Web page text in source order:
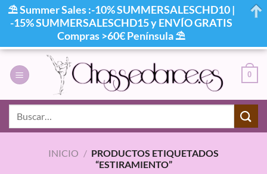
contenido
0
INICIO / PRODUCTOS ETIQUETADOS
“ESTIRAMIENTO”
⛱ Summer Sales :-10% SUMMERSALESCHD10 |
-15% SUMMERSALESCHD15 y ENVÍO GRATIS
Compras >60€ Península ⛱